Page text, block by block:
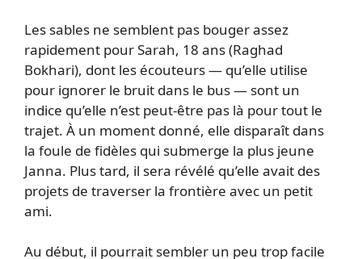
Les sables ne semblent pas bouger assez
rapidement pour Sarah, 18 ans (Raghad
Bokhari), dont les écouteurs — qu’elle utilise
pour ignorer le bruit dans le bus — sont un
indice qu’elle n’est peut-être pas là pour tout le
trajet. À un moment donné, elle disparaît dans
la foule de fidèles qui submerge la plus jeune
Janna. Plus tard, il sera révélé qu’elle avait des
projets de traverser la frontière avec un petit
ami.
Au début, il pourrait sembler un peu trop facile